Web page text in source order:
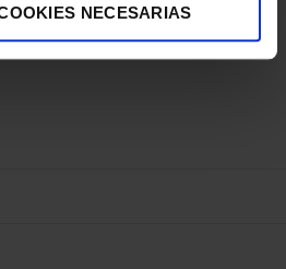
NECESARIAS